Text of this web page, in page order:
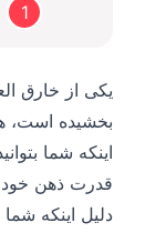
1
یکی از خارق
بخشیده است،
اینکه شما
قدرت ذهن خود،
دلیل اینکه